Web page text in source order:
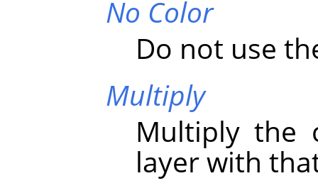
No Color
Do not use
Multiply
Multiply the
layer with